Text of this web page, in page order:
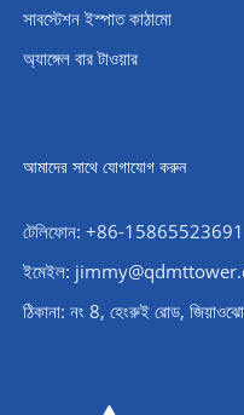
সাবস্টেশন ইস্পাত কাঠামো
অ্যাঙ্গেল বার টাওয়ার
আমাদের সাথে যোগাযোগ করুন
টেলিফোন: +86-15865523691
ইমেইল:
ঠিকানা: নং 8, হেংরুই রোড,